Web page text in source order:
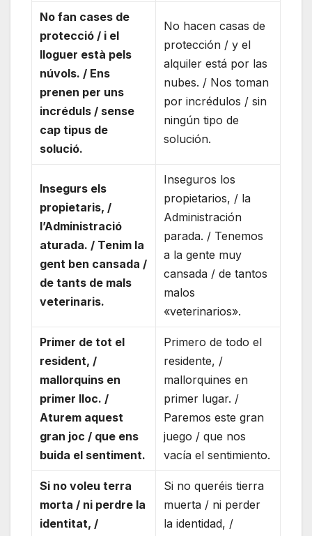
No fan cases de
protecció / i el
lloguer està pels
núvols. / Ens
prenen per uns
incréduls / sense
cap tipus de
solució.
No hacen casas de
protección / y el
alquiler está por las
nubes. / Nos toman
por incrédulos / sin
ningún tipo de
solución.
Insegurs els
propietaris, /
l’Administració
aturada. / Tenim la
gent ben cansada /
de tants de mals
veterinaris.
Inseguros los
propietarios, / la
Administración
parada. / Tenemos
a la gente muy
cansada / de tantos
malos
«veterinarios».
Primer de tot el
resident, /
mallorquins en
primer lloc. /
Aturem aquest
gran joc / que ens
buida el sentiment.
Primero de todo el
residente, /
mallorquines en
primer lugar. /
Paremos este gran
juego / que nos
vacía el sentimiento.
Si no voleu terra
morta / ni perdre la
identitat, /
Si no queréis tierra
muerta / ni perder
la identidad, /